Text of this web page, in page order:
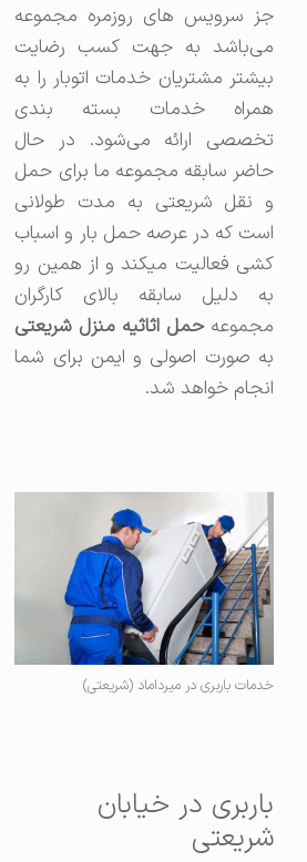
جز سرویس های روزمره مجموعه
می‌باشد به جهت کسب رضایت
بیشتر مشتریان خدمات اتوبار را به
همراه خدمات بسته بندی
تخصصی ارائه می‌شود. در حال
حاضر سابقه مجموعه ما برای حمل
و نقل شریعتی به مدت طولانی
است که در عرصه حمل بار و اسباب
کشی فعالیت میکند و از همین رو
به دلیل سابقه بالای کارگران
مجموعهحمل اثاثیه منزل شریعتی
به صورت اصولی و ایمن برای شما
انجام خواهد شد.
خدمات باربری در میرداماد (شریعتی)
باربری در خیابان
شریعتی